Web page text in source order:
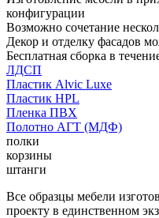
конфигурации
Возможно сочетание
Декор и отделку фасадов
Бесплатная сборка в
ЛДСП
Пластик Alvic Luxe
Пластик HPL
Пленка ПВХ
Полотно АГТ (МДФ)
полки
корзины
штанги
Все образцы мебели
проекту в единственном